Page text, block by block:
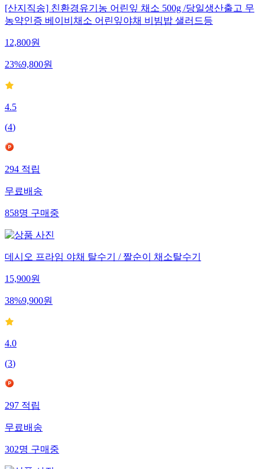
[산지직송] 친환경유기농 어린잎 채소 500g /당일생산출고 무
농약인증 베이비채소 어린잎야채 비빔밥 샐러드등
12,800원
23%9,800원
4.5
(4)
294적립
무료배송
858명구매중
데시오 프라임 야채 탈수기 / 짤순이 채소탈수기
15,900원
38%9,900원
4.0
(3)
297적립
무료배송
302명구매중